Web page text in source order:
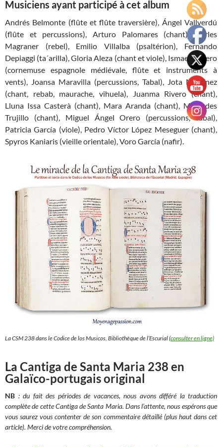
Musiciens ayant participé à cet album
Andrés Belmonte (flûte et flûte traversière), Ángel Vallverdú
(flûte et percussions), Arturo Palomares (chant), Carles
Magraner (rebel), Emilio Villalba (psaltérion), Fernando
Depiaggi (ta´arilla), Gloria Aleza (chant et viole), Ismael Cabero
(cornemuse espagnole médiévale, flûte et instruments à
vents), Joansa Maravilla (percussions, Tabal), Jota Martínez
(chant, rebab, maurache, vihuela), Juanma Rivero (chant),
Lluna Issa Casterà (chant), Mara Aranda (chant), Mercedes
Trujillo (chant), Miguel Ángel Orero (percussions, tabal),
Patricia García (viole), Pedro Víctor López Meseguer (chant),
Spyros Kaniaris (vieille orientale), Voro García (nafir).
La CSM 238 dans le Codice de los Musicos, Bibliothèque de l’Escurial (consulter en ligne)
La Cantiga de Santa Maria 238 en
Galaïco-portugais original
NB : du fait des périodes de vacances, nous avons différé la traduction
complète de cette Cantiga de Santa Maria. Dans l’attente, nous espérons que
vous saurez vous contenter de son commentaire détaillé (plus haut dans cet
article). Merci de votre compréhension.